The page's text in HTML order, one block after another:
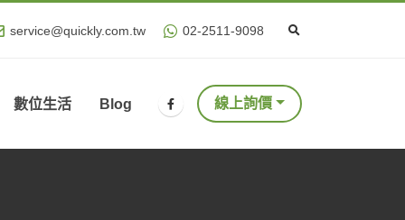
service@quickly.com.tw 02-2511-9098
數位生活 Blog 線上詢價